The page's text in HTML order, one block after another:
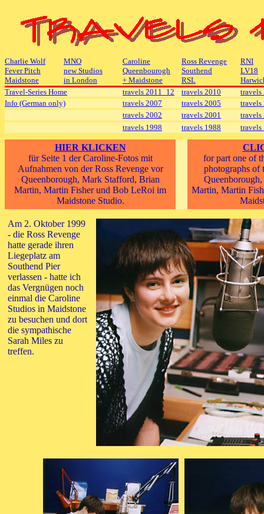
Charlie Wolf
Fever Pitch
Maidstone
MNO
new Studios
in London
Caroline
Queenbourogh
+ Maidstone
Ross Revenge
Southend
RSL
RNI
LV18
Travel-Series Home
travels 2011_12 travels 2010
travels
Info (German only)
travels 2007 travels 2005
travels
travels 2002
travels 2001
travels
travels 1998
travels 1988 travels
HIER KLICKEN
für Seite 1 der Caroline-Fotos mit
Aufnahmen von der Ross Revenge vor
Queenborough, Mark Stafford, Brian
Martin, Martin Fisher und Bob LeRoi im
Maidstone Studio.
for part one of
photographs of
Martin, Martin
Am 2. Oktober 1999
- die Ross Revenge
hatte gerade ihren
Liegeplatz am
Southend Pier
verlassen - hatte ich
das Vergnügen noch
einmal die Caroline
Studios in Maidstone
zu besuchen und dort
die sympathische
Sarah Miles zu
treffen.